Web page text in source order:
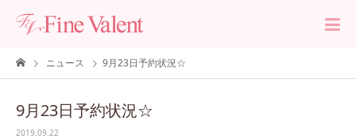
ニュース 9月23日予約状況☆
9月23日予約状況☆
2019.09.22